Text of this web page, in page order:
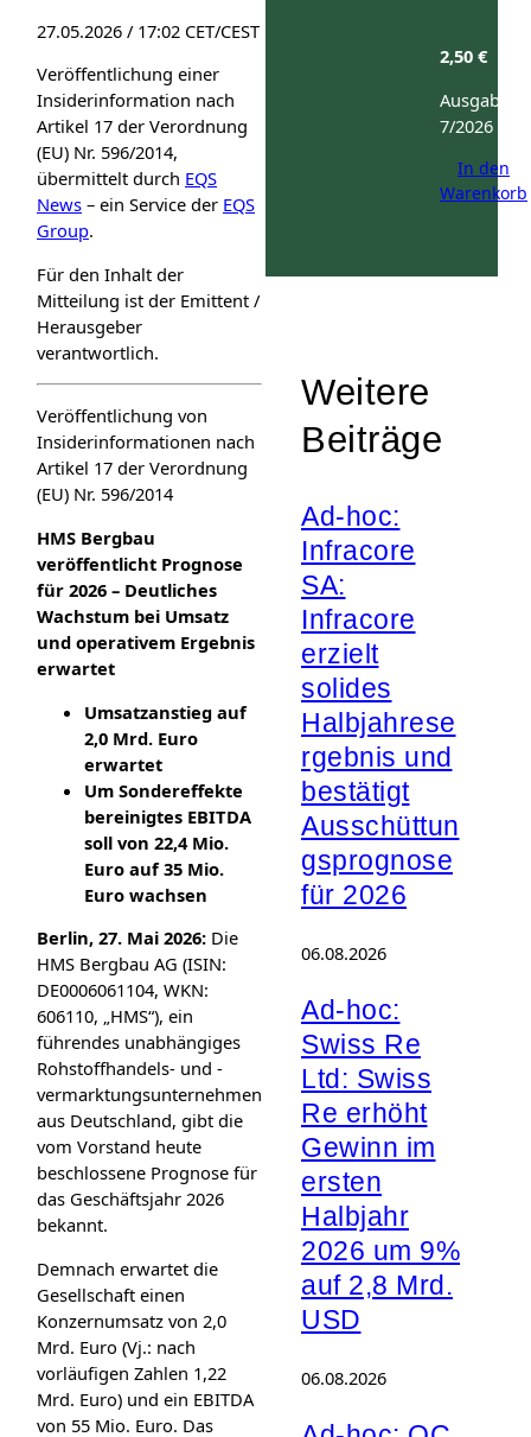
27.05.2026 / 17:02 CET/CEST
Veröffentlichung einer
Insiderinformation nach
Artikel 17 der Verordnung
(EU) Nr. 596/2014,
übermittelt durch EQS
News – ein Service der EQS
Group.
Für den Inhalt der
Mitteilung ist der Emittent /
Herausgeber
verantwortlich.
Veröffentlichung von
Insiderinformationen nach
Artikel 17 der Verordnung
(EU) Nr. 596/2014
HMS Bergbau
veröffentlicht Prognose
für 2026 – Deutliches
Wachstum bei Umsatz
und operativem Ergebnis
erwartet
Umsatzanstieg auf
2,0 Mrd. Euro
erwartet
Um Sondereffekte
bereinigtes EBITDA
soll von 22,4 Mio.
Euro auf 35 Mio.
Euro wachsen
Berlin, 27. Mai 2026: Die
HMS Bergbau AG (ISIN:
DE0006061104, WKN:
606110, „HMS“), ein
führendes unabhängiges
Rohstoffhandels- und -
vermarktungsunternehmen
aus Deutschland, gibt die
vom Vorstand heute
beschlossene Prognose für
das Geschäftsjahr 2026
bekannt.
Demnach erwartet die
Gesellschaft einen
Konzernumsatz von 2,0
Mrd. Euro (Vj.: nach
vorläufigen Zahlen 1,22
Mrd. Euro) und ein EBITDA
von 55 Mio. Euro. Das
2,50 €
Ausgabe:
7/2026
In den
Warenkorb
Weitere
Beiträge
Ad-hoc:
Infracore
SA:
Infracore
erzielt
solides
Halbjahrese
rgebnis und
bestätigt
Ausschüttun
gsprognose
für 2026
06.08.2026
Ad-hoc:
Swiss Re
Ltd: Swiss
Re erhöht
Gewinn im
ersten
Halbjahr
2026 um 9%
auf 2,8 Mrd.
USD
06.08.2026